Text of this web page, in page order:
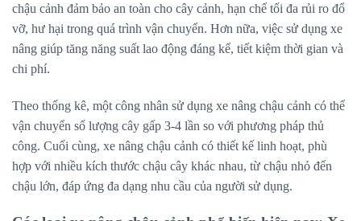
chậu cảnh đảm bảo an toàn cho cây cảnh, hạn chế tối đa rủi ro đổ
vỡ, hư hại trong quá trình vận chuyển. Hơn nữa, việc sử dụng xe
nâng giúp tăng năng suất lao động đáng kể, tiết kiệm thời gian và
chi phí.
Theo thống kê, một công nhân sử dụng xe nâng chậu cảnh có thể
vận chuyển số lượng cây gấp 3-4 lần so với phương pháp thủ
công. Cuối cùng, xe nâng chậu cảnh có thiết kế linh hoạt, phù
hợp với nhiều kích thước chậu cây khác nhau, từ chậu nhỏ đến
chậu lớn, đáp ứng đa dạng nhu cầu của người sử dụng.